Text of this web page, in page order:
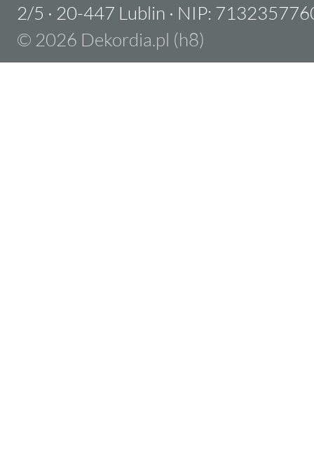
2/5 · 20-447 Lublin · NIP:
© 2026 Dekordia.pl (h8)